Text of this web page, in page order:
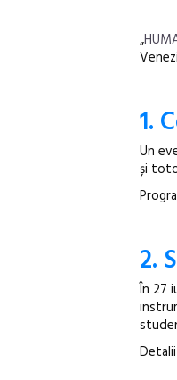
„
1.
Un
și
2.
În 27